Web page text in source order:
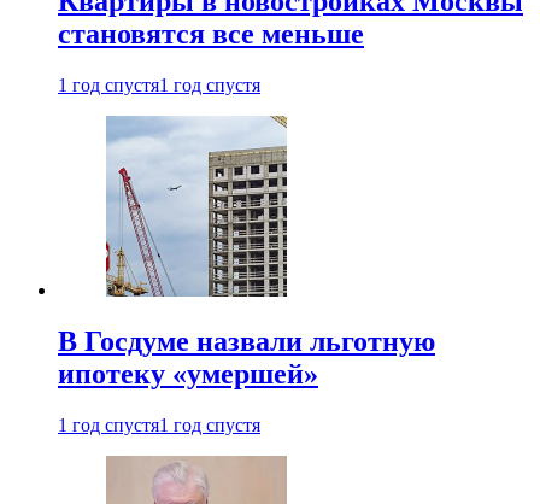
становятся все меньше
1 год спустя1 год спустя
В Госдуме назвали льготную
ипотеку «умершей»
1 год спустя1 год спустя